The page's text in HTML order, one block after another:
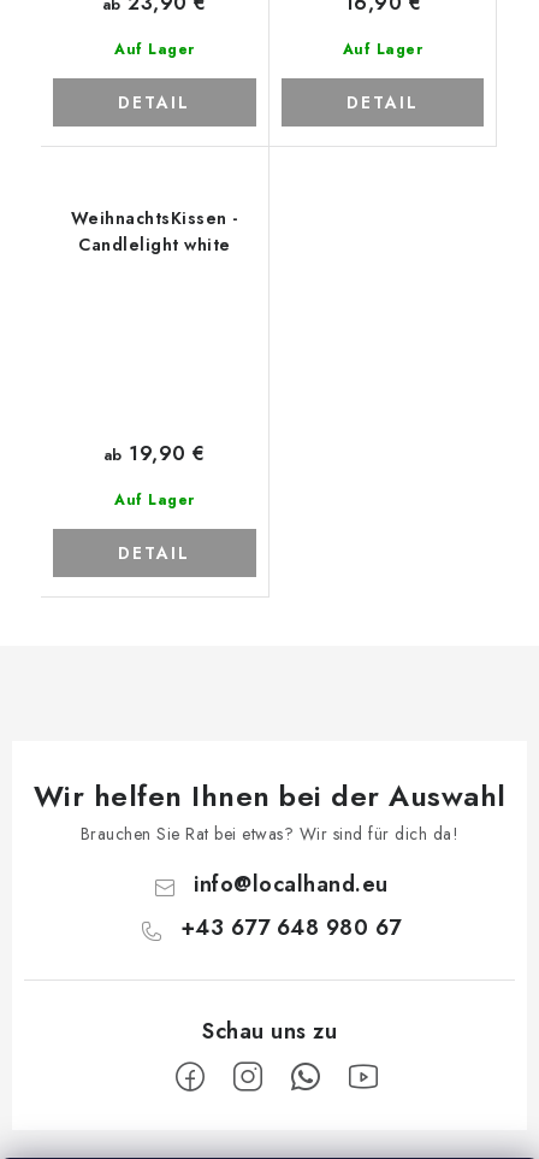
Auf Lager
DETAIL
Auf Lager
DETAIL
WeihnachtsKissen -
Candlelight white
Auf Lager
ab 19,90 €
DETAIL
Wir helfen Ihnen bei der Auswahl
Brauchen Sie Rat bei etwas? Wir sind für dich da!
info@localhand.eu
+43 677 648 980 67
F